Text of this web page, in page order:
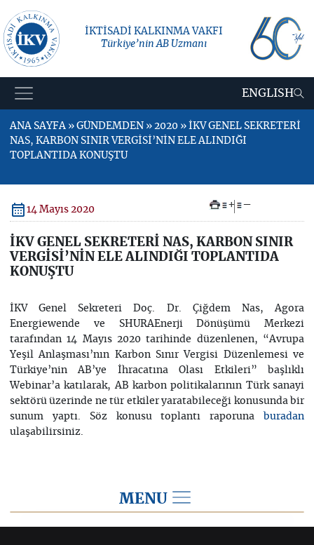
İKTİSADİ KALKINMA VAKFI
Türkiye’nin AB Uzmanı
ENGLISH
ANA SAYFA » GÜNDEMDEN » 2020 » İKV GENEL SEKRETERİ
NAS, KARBON SINIR VERGİSİ’NİN ELE ALINDIĞI
TOPLANTIDA KONUŞTU
14 Mayıs 2020 + –
İKV GENEL SEKRETERİ NAS, KARBON SINIR
VERGİSİ’NİN ELE ALINDIĞI TOPLANTIDA
KONUŞTU
İKV Genel Sekreteri Doç. Dr. Çiğdem Nas, Agora
Energiewende ve SHURAEnerji Dönüşümü Merkezi
tarafından 14 Mayıs 2020 tarihinde düzenlenen, “Avrupa
Yeşil Anlaşması’nın Karbon Sınır Vergisi Düzenlemesi ve
Türkiye’nin AB’ye İhracatına Olası Etkileri” başlıklı
Webinar’a katılarak, AB karbon politikalarının Türk sanayi
sektörü üzerinde ne tür etkiler yaratabileceği konusunda bir
sunum yaptı. Söz konusu toplantı raporuna buradan
ulaşabilirsiniz.
MENU